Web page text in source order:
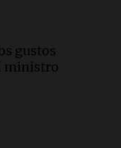
atrapada en
la
gustos
ministro